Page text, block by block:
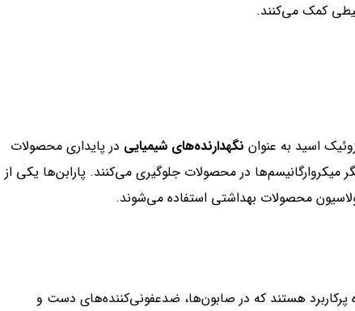
نگهدارنده‌های شیمیایی در پایداری محصولات
میکروارگانیسم‌ها در محصولات جلوگیری می‌کنند. پارابن‌ها یکی از
محصولات بهداشتی استفاده می‌شوند.
پرکاربرد هستند که در صابون‌ها، ضدعفونی‌کننده‌های دست و